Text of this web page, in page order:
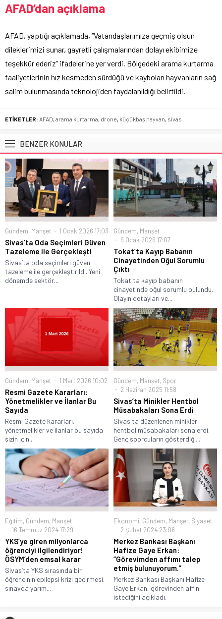
AFAD’dan açıklama
AFAD, yaptığı açıklamada, “Vatandaşlarımıza geçmiş olsun
dileklerimizi sunar, gayretli çalışmalarından dolayı ekibimize
teşekkür ederiz” ifadelerine yer verdi. Bölgedeki arama kurtarma
faaliyetlerinin hız kesmeden sürdüğü ve kaybolan hayvanların sağ
salim bulunmasında teknolojiden faydalanıldığı belirtildi.
ETİKETLER: AFAD arama kurtarma drone küçükbaş hayvan sivas
BENZER KONULAR
Gündem, Manşet 1 Ocak 2026 17:03
Sivas’ta Oda Seçimleri Güven
Tazeleme ile Gerçekleşti
Sivas’ta oda seçimleri güven
tazeleme ile gerçekleştirildi. Yeni
dönemde sektör...
Gündem, Manşet
9 Ocak 2026 17:07
Tokat’ta Kayıp Babanın
Cinayetinden Oğul Sorumlu
Çıktı
Tokat'ta kayıp babanın
cinayetinde oğul sorumlu bulundu.
Olayın detayları ve...
Gündem, Manşet 1 Mart 2026 10:02
Resmi Gazete Kararları:
Yönetmelikler ve İlanlar Bu
Sayıda
Resmi Gazete kararları,
yönetmelikler ve ilanlar bu sayıda
sizin için...
Gündem, Manşet, Spor
2 Haziran 2025 11:58
Sivas’ta Minikler Hentbol
Müsabakaları Sona Erdi
Sivas'ta düzenlenen minikler
hentbol müsabakaları sona erdi.
Genç sporcuların gösterdiği...
Eğitim, Gündem, Manşet
16 Temmuz 2024 17:29
YKS’ye giren milyonlarca
öğrenciyi ilgilendiriyor!
ÖSYM’den emsal karar
Sivas’ta YKS sırasında bir
öğrencinin epilepsi krizi geçirmesi,
sınavda yarım...
Ekonomi, Gündem, Manşet, Siyaset
2 Şubat 2024 23:06
Merkez Bankası Başkanı
Hafize Gaye Erkan:
“Görevimden affımı talep
etmiş bulunuyorum.”
Merkez Bankası Başkanı Hafize
Gaye Erkan, görevinden affını
istediğini açıkladı.